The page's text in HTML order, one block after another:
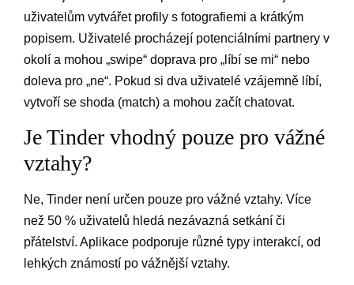
uživatelům vytvářet profily s fotografiemi a krátkým
popisem. Uživatelé procházejí potenciálními partnery v
okolí a mohou „swipe“ doprava pro „líbí se mi“ nebo
doleva pro „ne“. Pokud si dva uživatelé vzájemně líbí,
vytvoří se shoda (match) a mohou začít chatovat.
Je Tinder vhodný pouze pro vážné
vztahy?
Ne, Tinder není určen pouze pro vážné vztahy. Více
než 50 % uživatelů hledá nezávazná setkání či
přátelství. Aplikace podporuje různé typy interakcí, od
lehkých známostí po vážnější vztahy.